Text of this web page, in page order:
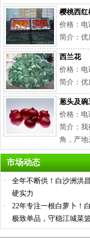
樱桃西红
价格：电
简介：优
西兰花
价格：电
简介：优
葱头及碗
价格：电
简介：我
角，产地
市场动态
·
全年不断供！白沙洲洪
硬实力
·
22年专注一根白萝卜！
极致单品，守稳江城菜